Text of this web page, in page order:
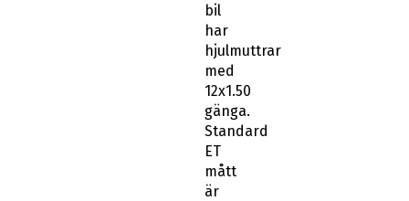
bil
har
hjulmuttrar
med
12x1.50
gänga.
Standard
ET
mått
är